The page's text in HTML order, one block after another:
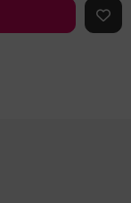
AUF